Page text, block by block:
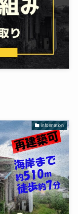
information